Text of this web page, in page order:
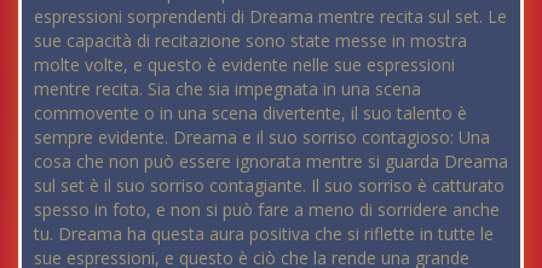
espressioni sorprendenti di Dreama mentre recita sul set. Le
sue capacità di recitazione sono state messe in mostra
molte volte, e questo è evidente nelle sue espressioni
mentre recita. Sia che sia impegnata in una scena
commovente o in una scena divertente, il suo talento è
sempre evidente. Dreama e il suo sorriso contagioso: Una
cosa che non può essere ignorata mentre si guarda Dreama
sul set è il suo sorriso contagiante. Il suo sorriso è catturato
spesso in foto, e non si può fare a meno di sorridere anche
tu. Dreama ha questa aura positiva che si riflette in tutte le
sue espressioni, e questo è ciò che la rende una grande